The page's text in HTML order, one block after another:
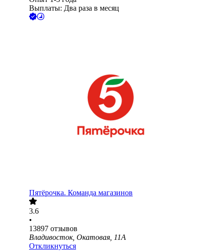
Выплаты: Два раза в месяц
Пятёрочка. Команда магазинов
3.6
•
13897 отзывов
Владивосток, Окатовая, 11А
Откликнуться